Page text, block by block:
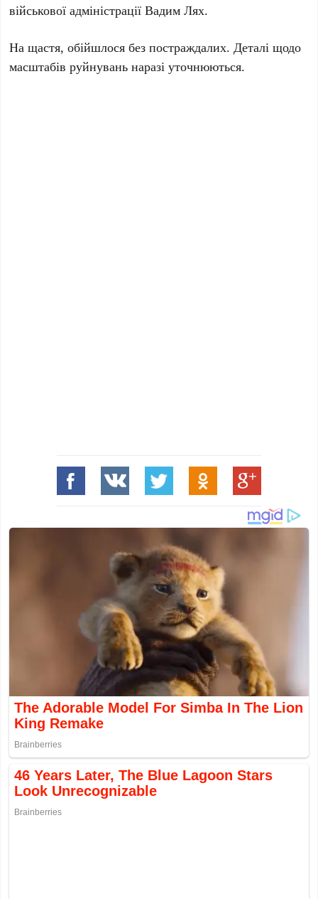
військової адміністраціїВадим Лях.
На щастя, обійшлося без постраждалих. Деталі щодо
масштабів руйнувань наразі уточнюються.